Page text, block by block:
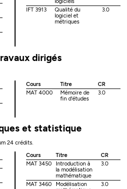
logiciels
IFT 3913
Qualité du
logiciel et
métriques
3.0
dirigés
Cours Titre
CR
MAT 4000
Mémoire de
fin d'études
3.0
et statistique
24 crédits.
Cours Titre
CR
MAT 3450
Introduction à
la modélisation
mathématique
3.0
MAT 3460
Modélisation
3.0